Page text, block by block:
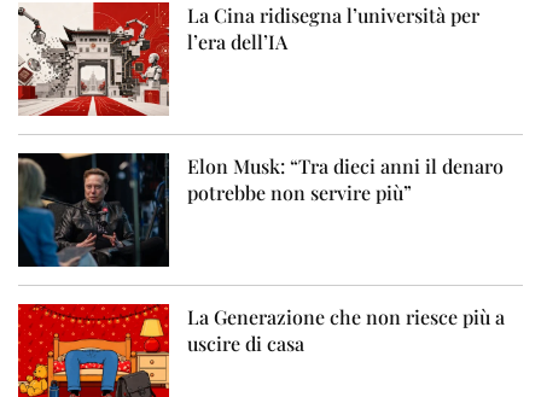
La Cina ridisegna l’università per
l’era dell’IA
Elon Musk: “Tra dieci anni il denaro
potrebbe non servire più”
La Generazione che non riesce più a
uscire di casa